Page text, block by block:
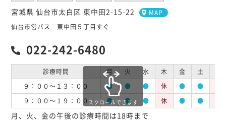
宮城県 仙台市太白区 東中田2-15-22
MAP
仙台市営バス 東中田５丁目すぐ
022-242-6480
診療時間 月 火 水 木 金 土
９：００～１３：００
● ● ● 休 ● ●
９：００～１９：００
● ● ● 休 ● ●
スクロールできます
月、火、金の午後の診療時間は18時まで